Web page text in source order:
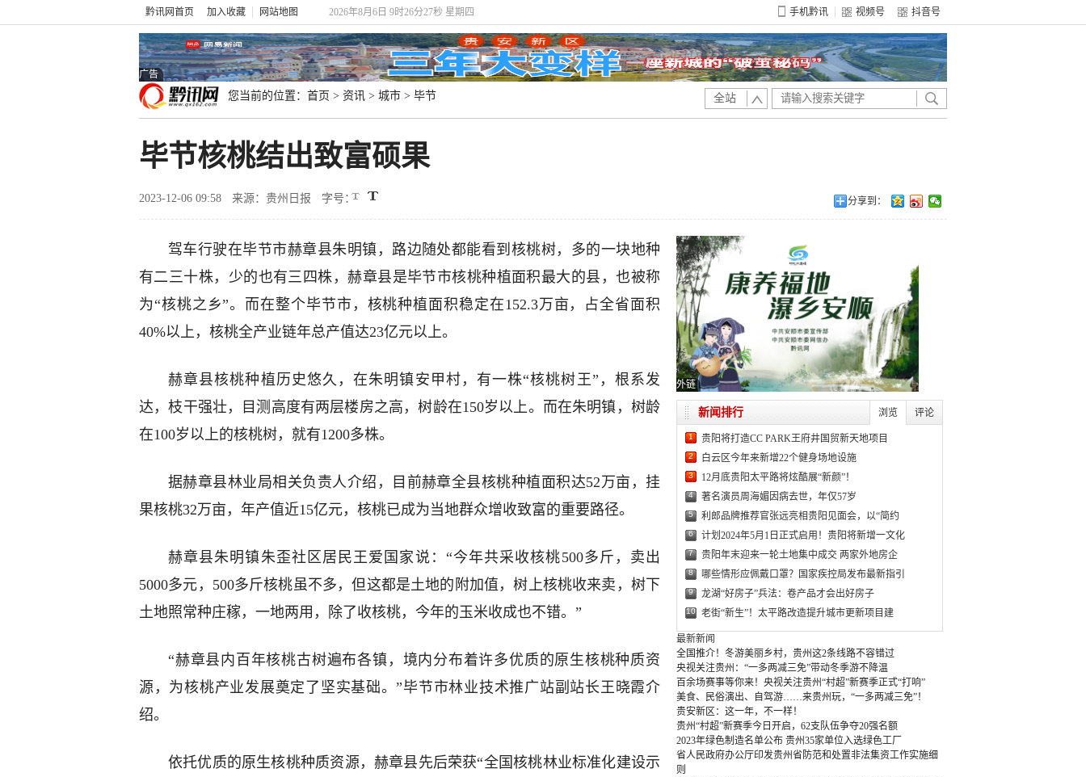
黔讯网首页 加入收藏 网站地图 2026年8月6日 9时26分28秒 星期四 手机黔讯 视频号 抖音号
广告
您当前的位置： 首页 > 资讯 > 城市 > 毕节 全站
毕节核桃结出致富硕果
2023-12-06 09:58 来源：贵州日报 字号： 分享到：
驾车行驶在毕节市赫章县朱明镇，路边随处都能看到核桃树，多的一块地种
有二三十株，少的也有三四株，赫章县是毕节市核桃种植面积最大的县，也被称
为“核桃之乡”。而在整个毕节市，核桃种植面积稳定在152.3万亩，占全省面积
40%以上，核桃全产业链年总产值达23亿元以上。
赫章县核桃种植历史悠久，在朱明镇安甲村，有一株“核桃树王”，根系发
达，枝干强壮，目测高度有两层楼房之高，树龄在150岁以上。而在朱明镇，树龄
在100岁以上的核桃树，就有1200多株。
据赫章县林业局相关负责人介绍，目前赫章全县核桃种植面积达52万亩，挂
果核桃32万亩，年产值近15亿元，核桃已成为当地群众增收致富的重要路径。
赫章县朱明镇朱歪社区居民王爱国家说：“今年共采收核桃500多斤，卖出
5000多元，500多斤核桃虽不多，但这都是土地的附加值，树上核桃收来卖，树下
土地照常种庄稼，一地两用，除了收核桃，今年的玉米收成也不错。”
“赫章县内百年核桃古树遍布各镇，境内分布着许多优质的原生核桃种质资
源，为核桃产业发展奠定了坚实基础。”毕节市林业技术推广站副站长王晓霞介
绍。
依托优质的原生核桃种质资源，赫章县先后荣获“全国核桃林业标准化建设示
外链
浏览 评论
新闻排行
1 贵阳将打造CC PARK王府井国贸新天地项目
2 白云区今年来新增22个健身场地设施
3 12月底贵阳太平路将炫酷展“新颜”！
4 著名演员周海媚因病去世，年仅57岁
5 利郎品牌推荐官张远亮相贵阳见面会，以“简约
6 计划2024年5月1日正式启用！贵阳将新增一文化
7 贵阳年末迎来一轮土地集中成交 两家外地房企
8 哪些情形应佩戴口罩？国家疾控局发布最新指引
9 龙湖“好房子”兵法：卷产品才会出好房子
10 老街“新生”！太平路改造提升城市更新项目建
最新新闻
全国推介！冬游美丽乡村，贵州这2条线路不容错过
央视关注贵州：“一多两减三免”带动冬季游不降温
百余场赛事等你来！央视关注贵州“村超”新赛季正式“打响”
美食、民俗演出、自驾游……来贵州玩，“一多两减三免”！
贵安新区：这一年，不一样！
贵州“村超”新赛季今日开启，62支队伍争夺20强名额
2023年绿色制造名单公布 贵州35家单位入选绿色工厂
省人民政府办公厅印发贵州省防范和处置非法集资工作实施细
则